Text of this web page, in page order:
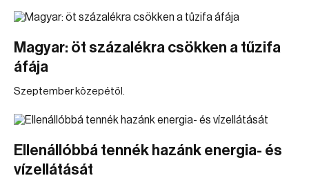
Magyar: öt százalékra csökken a tűzifa
áfája
Szeptember közepétől.
Ellenállóbbá tennék hazánk energia- és
vízellátását